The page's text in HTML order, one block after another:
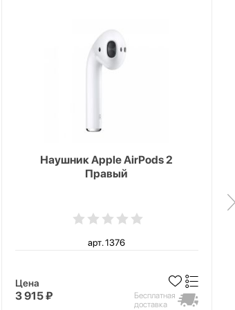
Наушник Apple AirPods 2
Правый
арт. 1376
Цена
3 915 ₽
Бесплатная
доставка